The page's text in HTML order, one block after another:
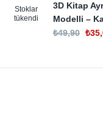
Stoklar
tükendi
3D Kitap
Modelli –
₺49,90 ₺